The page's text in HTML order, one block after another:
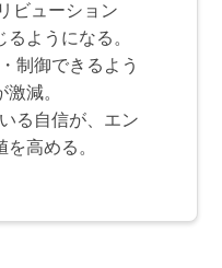
ビューション
ようになる。
制御できるよう
減。
る自信が、エン
高める。